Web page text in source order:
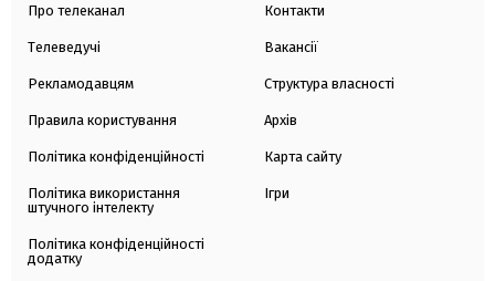
Про телеканал
Телеведучі
Рекламодавцям
Правила користування
Політика конфіденційності
Політика використання
штучного інтелекту
Політика конфіденційності
додатку
Контакти
Вакансії
Структура власності
Архів
Карта сайту
Ігри